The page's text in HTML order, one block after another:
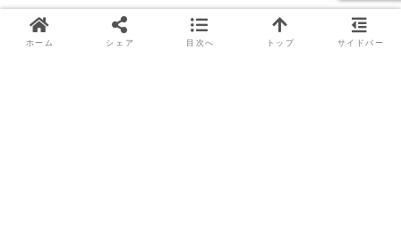
ず
しやすい5組を厳
選。キャラクター
の特徴やビーズ作
りのコツを解説。
す。今回は「①絵
本の選び方編」で
す。
に参考になる絵本
や、このサイトの
更新情報を紹介し
が日々工夫
る読み方を
ました。
スポンサーリンク
ホーム シェア 目次へ トップ サイドバー